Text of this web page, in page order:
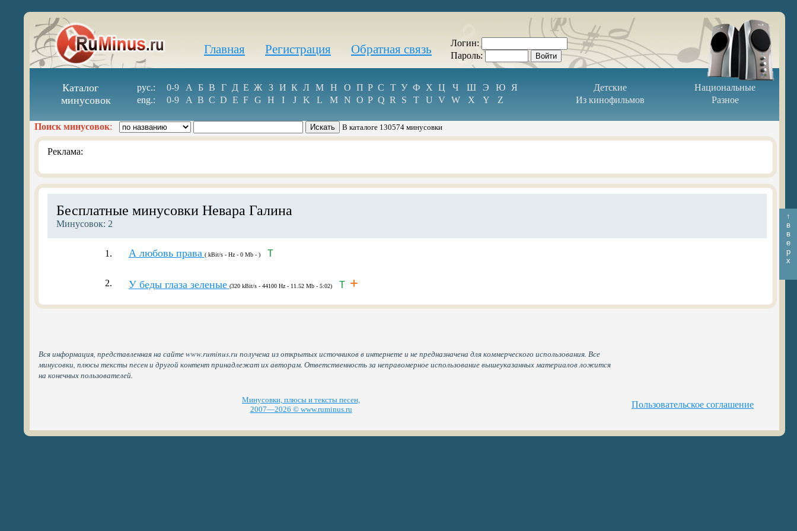
Главная Регистрация Обратная связь
Логин:
Пароль:
Каталог
минусовок
рус.: 0-9 А Б В Г Д Е Ж З И К Л М Н О П Р С Т У Ф Х Ц Ч Ш Э Ю Я Детские
Национальные
eng.:
0-9 A B C D E F G H I J K L M N O P Q R S T U V W X Y Z Из кинофильмов Разное
Поиск минусовок: В каталоге 130574 минусовки
Реклама:
Бесплатные минусовки Невара Галина
Минусовок: 2
1. А любовь права ( kBit/s - Hz - 0 Mb - ) T
2. У беды глаза зеленые (320 kBit/s - 44100 Hz - 11.52 Mb - 5:02) T +
Вся информация, представленная на сайте www.ruminus.ru получена из открытых источников в интернете и не предназначена для коммерческого использования. Все
минусовки, плюсы тексты песен и другой контент принадлежат их авторам. Ответственность за неправомерное использование вышеуказанных материалов ложится
на конечных пользователей.
Минусовки, плюсы и тексты песен,
2007—2026 © www.ruminus.ru
Пользовательское соглашение
↑
в
в
е
р
х